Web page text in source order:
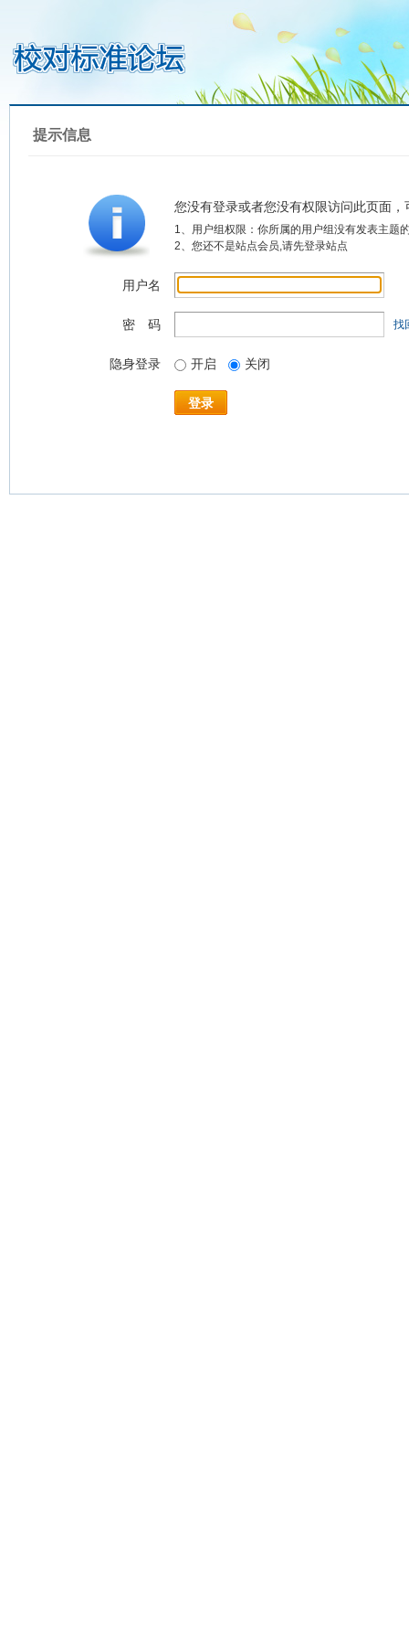
提示信息
您没有登录或者您没有权限访问此页面
1、用户组权限：你所属的用户组没有发表主题
2、您还不是站点会员,请先登录站点
用户名
密 码 找
隐身登录 开启 关闭
登录